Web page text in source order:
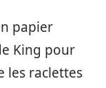
papier
King pour
les raclettes